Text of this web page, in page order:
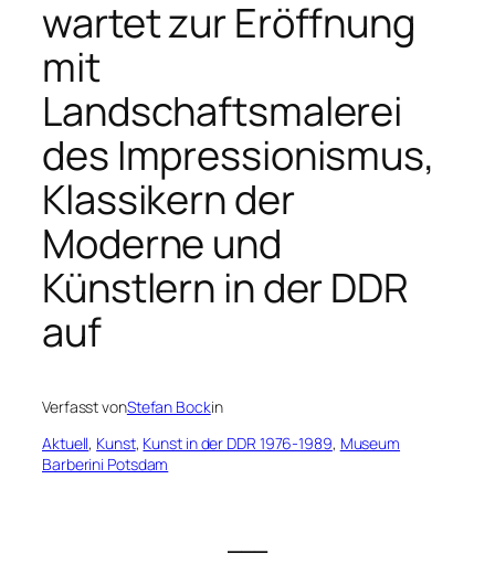
wartet zur Eröffnung
mit
Landschaftsmalerei
des Impressionismus,
Klassikern der
Moderne und
Künstlern in der DDR
auf
Verfasst vonStefan Bockin
Aktuell, Kunst, Kunst in der DDR 1976-1989, Museum
Barberini Potsdam